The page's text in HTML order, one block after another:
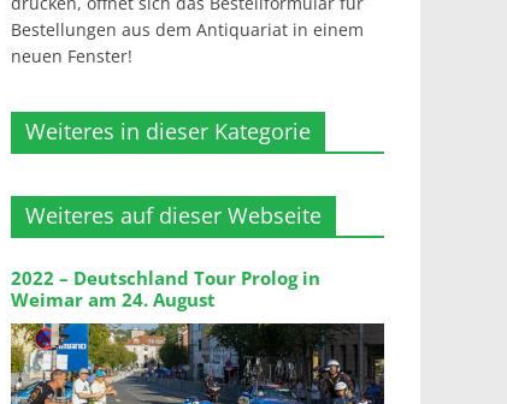
Bestellungen aus dem Antiquariat in einem
neuen Fenster!
Weiteres in dieser Kategorie
Weiteres auf dieser Webseite
2022 – Deutschland Tour Prolog in
Weimar am 24. August